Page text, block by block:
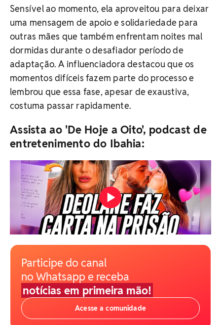
Sensível ao momento, ela aproveitou para deixar
uma mensagem de apoio e solidariedade para
outras mães que também enfrentam noites mal
dormidas durante o desafiador período de
adaptação. A influenciadora destacou que os
momentos difíceis fazem parte do processo e
lembrou que essa fase, apesar de exaustiva,
costuma passar rapidamente.
Assista ao 'De Hoje a Oito', podcast de
entretenimento do Ibahia:
Participe do canal
no Whatsapp e receba
notícias em primeira mão!
Acesse a comunidade